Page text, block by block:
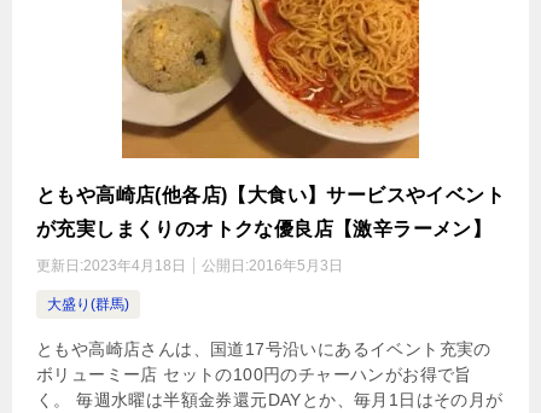
ともや高崎店(他各店)【大食い】サービスやイベント
が充実しまくりのオトクな優良店【激辛ラーメン】
更新日:2023年4月18日 公開日:2016年5月3日
大盛り(群馬)
ともや高崎店さんは、国道17号沿いにあるイベント充実の
ボリューミー店 セットの100円のチャーハンがお得で旨
く。 毎週水曜は半額金券還元DAYとか、毎月1日はその月が